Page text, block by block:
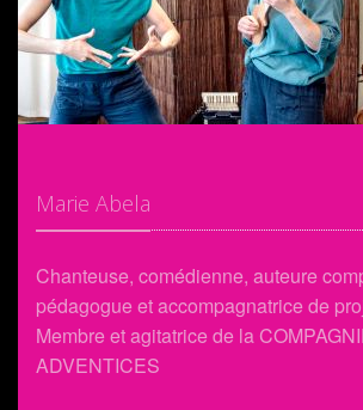
Marie Abela
Chanteuse, comédienne, auteure
pédagogue et accompagnatrice de
Membre et agitatrice de la
ADVENTICES